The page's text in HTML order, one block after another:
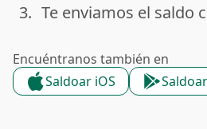
done
3. Te enviamos el saldo
Encuéntranos también en
Saldoar iOS